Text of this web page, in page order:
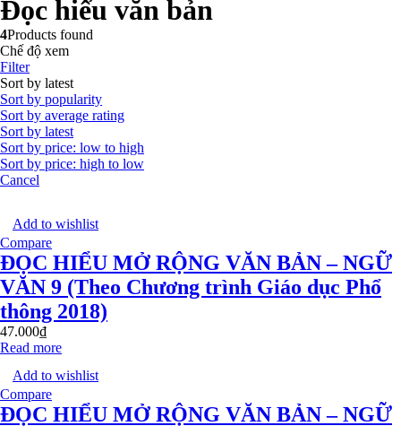
Đọc hiểu văn bản
4Products found
Chế độ xem
Filter
Sort by latest
Sort by popularity
Sort by average rating
Sort by latest
Sort by price: low to high
Sort by price: high to low
Cancel
Add to wishlist
Compare
ĐỌC HIỂU MỞ RỘNG VĂN BẢN – NGỮ
VĂN 9 (Theo Chương trình Giáo dục Phổ
thông 2018)
47.000₫
Read more
Add to wishlist
Compare
ĐỌC HIỂU MỞ RỘNG VĂN BẢN – NGỮ